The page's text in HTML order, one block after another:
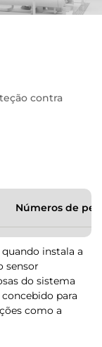
contra
Números de
instala a
sensor
do sistema
para
como a